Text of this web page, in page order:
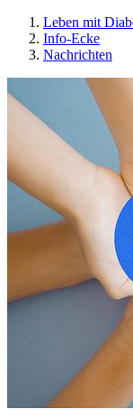
Leben mit
Info-Ecke
Nachrichten